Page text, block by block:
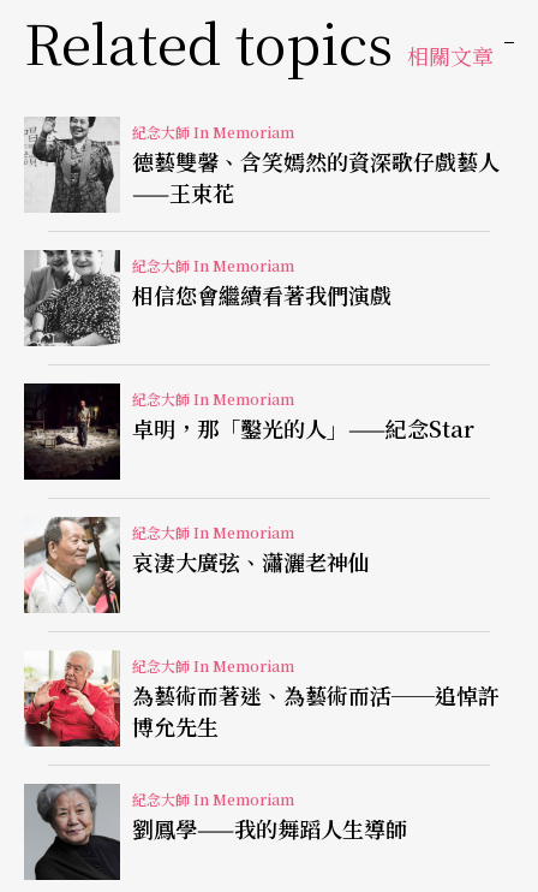
Related topics 相關文章
紀念大師 In Memoriam
德藝雙馨、含笑嫣然的資深歌仔戲藝人
——王束花
紀念大師 In Memoriam
相信您會繼續看著我們演戲
紀念大師 In Memoriam
卓明，那「鑿光的人」——紀念Star
紀念大師 In Memoriam
哀淒大廣弦、瀟灑老神仙
紀念大師 In Memoriam
為藝術而著迷、為藝術而活──追悼許
博允先生
紀念大師 In Memoriam
劉鳳學——我的舞蹈人生導師